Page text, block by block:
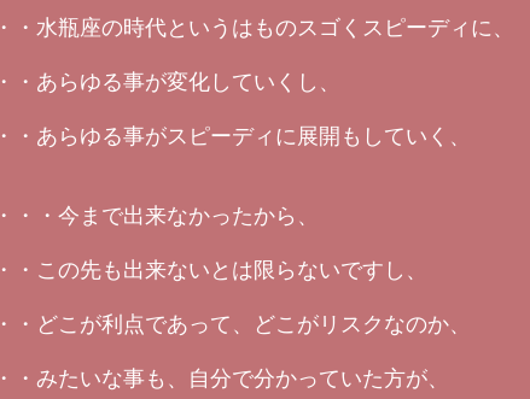
・・水瓶座の時代というはものスゴくスピーディに、
・・あらゆる事が変化していくし、
・・あらゆる事がスピーディに展開もしていく、
・・・今まで出来なかったから、
・・この先も出来ないとは限らないですし、
・・どこが利点であって、どこがリスクなのか、
・・みたいな事も、自分で分かっていた方が、